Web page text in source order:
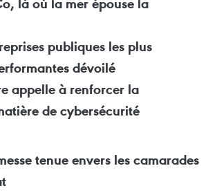
là où la mer épouse la
publiques les plus
dévoilé
appelle à renforcer la
de cybersécurité
tenue envers les camarades